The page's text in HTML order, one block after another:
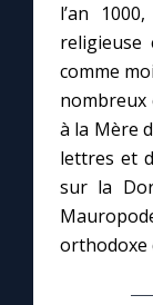
Le site
Questions-
Prier au
Avec
L'Évangile
l’an
comme
nombreux
à la Mère
lettres et
sur la
orthodoxe